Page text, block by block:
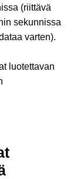
(riittävä
sekunnissa
varten).
luotettavan